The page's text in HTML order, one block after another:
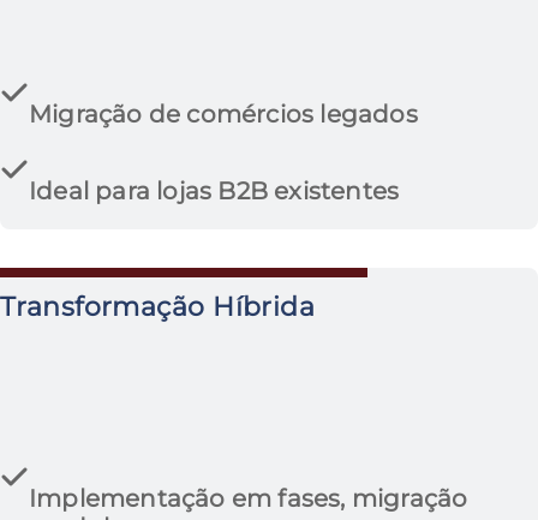
Migração de comércios legados
Ideal para lojas B2B existentes
Transformação Híbrida
Implementação em fases, migração